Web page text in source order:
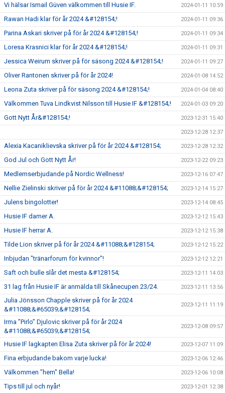
Vi hälsar Ismail Güven välkommen till Husie IF. 2024-01-11 10:59
Rawan Hadi klar för år 2024 &#128154;! 2024-01-11 09:36
Parina Askari skriver på för år 2024 &#128154;! 2024-01-11 09:34
Loresa Krasnici klar för år 2024 &#128154;! 2024-01-11 09:31
Jessica Weirum skriver på för säsong 2024 &#128154;! 2024-01-11 09:27
Oliver Rantonen skriver på för år 2024! 2024-01-08 14:52
Leona Zuta skriver på för säsong 2024 &#128154;! 2024-01-04 08:40
Välkommen Tuva Lindkvist Nilsson till Husie IF &#128154;! 2024-01-03 09:20
Gott Nytt År&#128154;! 2023-12-31 15:40
2023-12-28 12:37
Alexia Kacaniklievska skriver på för år 2024 &#128154; 2023-12-28 12:32
God Jul och Gott Nytt År! 2023-12-22 09:23
Medlemserbjudande på Nordic Wellness! 2023-12-16 07:47
Nellie Zielinski skriver på för år 2024 &#11088;&#128154; 2023-12-14 15:27
Julens bingolotter! 2023-12-14 08:45
Husie IF damer A. 2023-12-12 15:43
Husie IF herrar A. 2023-12-12 15:38
Tilde Lion skriver på för år 2024 &#11088;&#128154; 2023-12-12 15:22
Inbjudan "tränarforum för kvinnor"! 2023-12-12 12:21
Saft och bulle slår det mesta &#128154; 2023-12-11 14:03
31 lag från Husie IF är anmälda till Skånecupen 23/24. 2023-12-11 13:56
Julia Jönsson Chapple skriver på för år 2024
&#11088;&#65039;&#128154;
2023-12-11 11:19
Irma ”Pirlo” Djulovic skriver på för år 2024
&#11088;&#65039;&#128154;
2023-12-08 09:57
Husie IF lagkapten Elisa Zuta skriver på för år 2024! 2023-12-07 11:09
Fina erbjudande bakom varje lucka! 2023-12-06 12:46
Välkommen "hem" Bella! 2023-12-06 10:08
Tips till jul och nyår! 2023-12-01 12:38